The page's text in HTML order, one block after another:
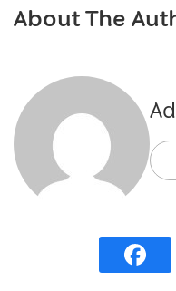
About The